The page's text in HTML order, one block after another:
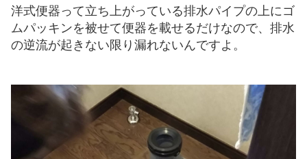
洋式便器って立ち上がっている排水パイプの上にゴ
ムパッキンを被せて便器を載せるだけなので、排水
の逆流が起きない限り漏れないんですよ。